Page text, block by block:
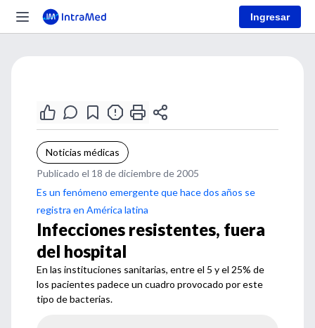
Ingresar
Noticias médicas
Publicado el 18 de diciembre de 2005
Es un fenómeno emergente que hace dos años se
registra en América latina
Infecciones resistentes, fuera
del hospital
En las instituciones sanitarias, entre el 5 y el 25% de
los pacientes padece un cuadro provocado por este
tipo de bacterias.